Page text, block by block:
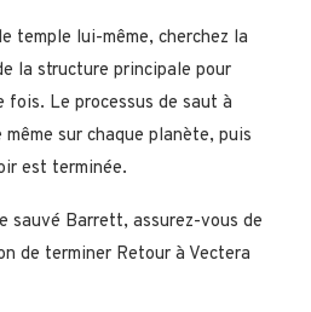
temple lui-même, cherchez la
la structure principale pour
fois. Le processus de saut à
sur chaque planète, puis
est terminée.
sauvé Barrett, assurez-vous de
de terminer Retour à Vectera